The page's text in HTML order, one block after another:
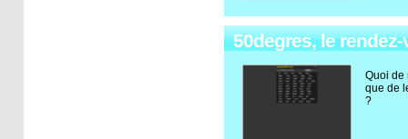
50degres, le
Quoi de
que de
?